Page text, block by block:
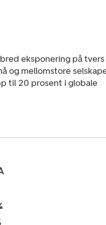
eksponering på tvers
og mellomstore
til 20 prosent i globale